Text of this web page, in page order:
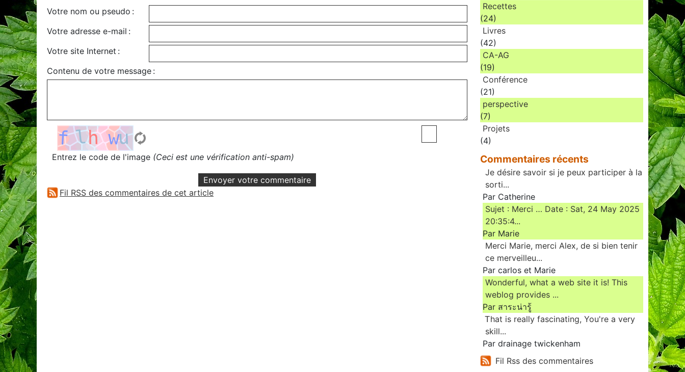
Votre nom ou pseudo :
Votre adresse e-mail :
Votre site Internet :
Contenu de votre message :
Entrez le code de l'image (Ceci est une vérification anti-spam)
Envoyer votre commentaire
Fil RSS des commentaires de cet article
Recettes
(24)
Livres
(42)
CA-AG
(19)
Conférence
(21)
perspective
(7)
Projets
(4)
Commentaires récents
Je désire savoir si je peux participer à la
sorti...
Par Catherine
Sujet : Merci … Date : Sat, 24 May 2025
20:35:4...
Par Marie
Merci Marie, merci Alex, de si bien tenir
ce merveilleu...
Par carlos et Marie
Wonderful, what a web site it is! This
weblog provides ...
Par สาระน่ารู้
Ꭲhat is really fascinating, You'rе a very
skill...
Par drainage twickenham
Fil Rss des commentaires